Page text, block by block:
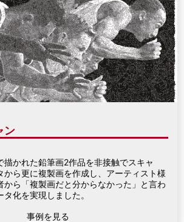
ン
描かれた鉛筆画2作品を非接触でスキャ
から更に複製画を作成し、アーティスト様
から「複製画だと分からなかった」と言わ
化を実現しました。
事例を見る